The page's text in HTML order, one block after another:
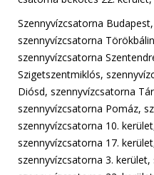
Szennyvízcsatorna
szennyvízcsatorna
szennyvízcsatorna
Szigetszentmiklós,
Diósd, szennyvízcsatorna
szennyvízcsatorna Pomáz,
szennyvízcsatorna 10.
szennyvízcsatorna 17.
szennyvízcsatorna 3.